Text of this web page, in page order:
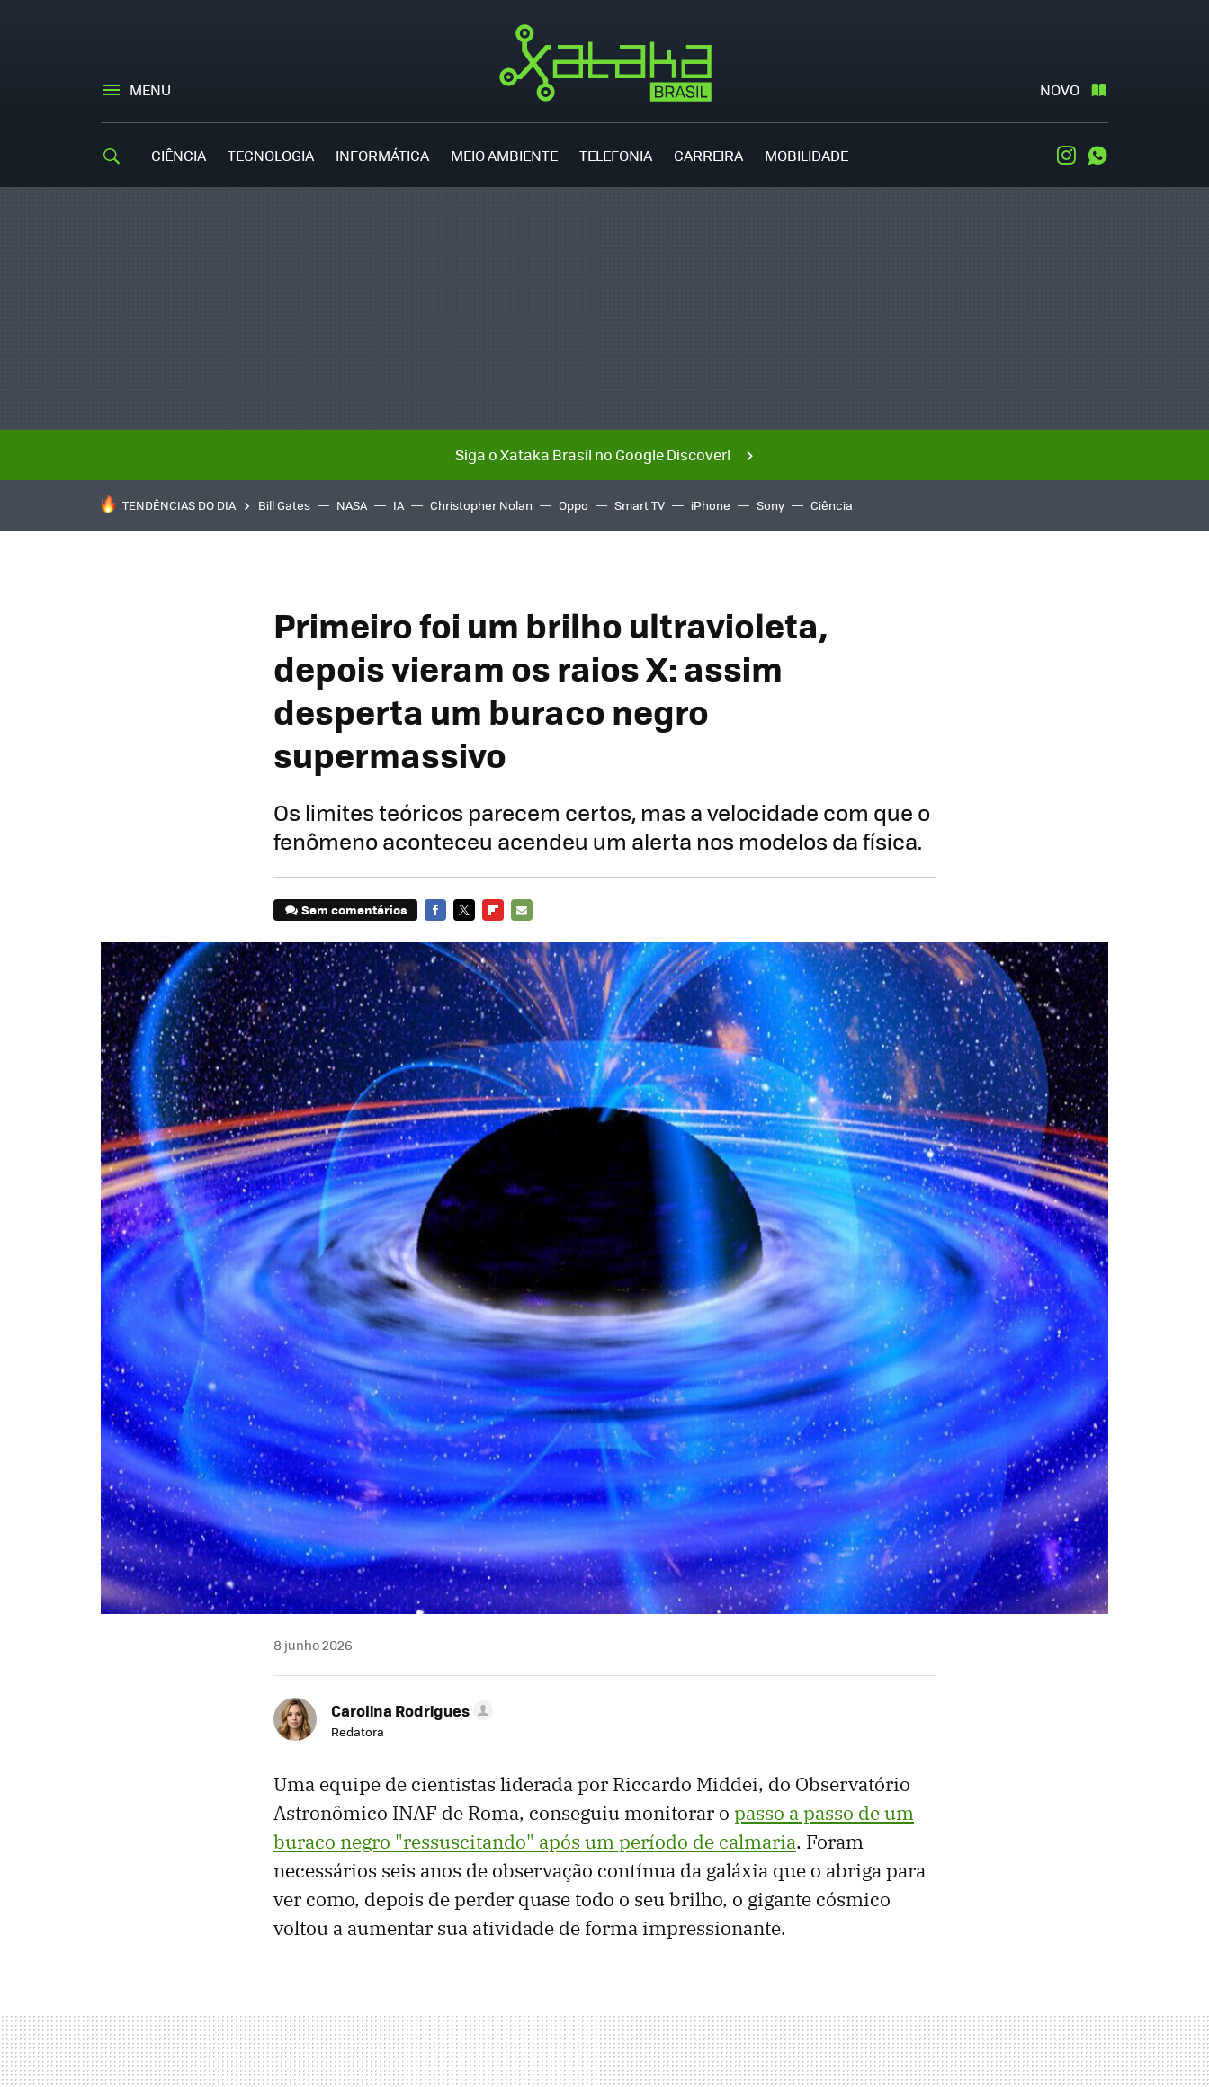
MENU NOVO
CIÊNCIA TECNOLOGIA INFORMÁTICA MEIO AMBIENTE TELEFONIA CARREIRA MOBILIDADE Instagram
Siga o Xataka Brasil no Google Discover!
TENDÊNCIAS DO DIA Bill Gates NASA IA Christopher Nolan Oppo Smart TV iPhone Sony Ciência
Primeiro foi um brilho ultravioleta,
depois vieram os raios X: assim
desperta um buraco negro
supermassivo
Os limites teóricos parecem certos, mas a velocidade com que o
fenômeno aconteceu acendeu um alerta nos modelos da física.
Sem comentários
MAIL
8 junho 2026
Carolina Rodrigues
Redatora
Uma equipe de cientistas liderada por Riccardo Middei, do Observatório
Astronômico INAF de Roma, conseguiu monitorar o passo a passo de um
buraco negro "ressuscitando" após um período de calmaria. Foram
necessários seis anos de observação contínua da galáxia que o abriga para
ver como, depois de perder quase todo o seu brilho, o gigante cósmico
voltou a aumentar sua atividade de forma impressionante.